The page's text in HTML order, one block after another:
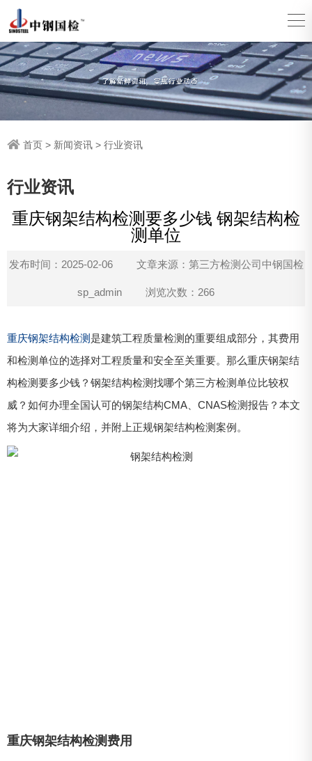
首页 > 新闻资讯 > 行业资讯
行业资讯
重庆钢架结构检测要多少钱 钢架结构检
测单位
发布时间：2025-02-06 文章来源：第三方检测公司中钢国检
sp_admin 浏览次数：266
重庆钢架结构检测 是建筑工程质量检测的重要组成部分，其费用
和检测单位的选择对工程质量和安全至关重要。那么重庆钢架结
构检测要多少钱？钢架结构检测找哪个第三方检测单位比较权
威？如何办理全国认可的钢架结构CMA、CNAS检测报告？本文
将为大家详细介绍，并附上正规钢架结构检测案例。
重庆钢架结构检测费用